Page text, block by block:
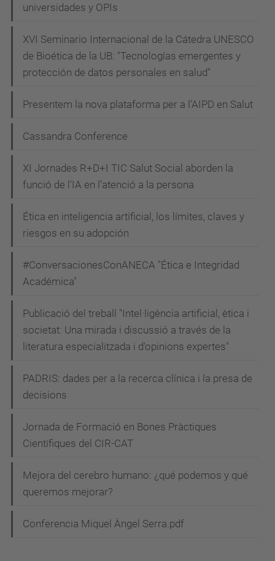
universidades y OPIs
XVI Seminario Internacional de la Cátedra UNESCO
de Bioética de la UB: "Tecnologías emergentes y
protección de datos personales en salud"
Presentem la nova plataforma per a l’AIPD en Salut
Cassandra Conference
XI Jornades R+D+I TIC Salut Social aborden la
funció de l'IA en l’atenció a la persona
Ética en inteligencia artificial, los límites, claves y
riesgos en su adopción
#ConversacionesConANECA "Ética e Integridad
Académica"
Publicació del treball "Intel·ligència artificial, ètica i
societat: Una mirada i discussió a través de la
literatura especialitzada i d'opinions expertes"
PADRIS: dades per a la recerca clínica i la presa de
decisions
Jornada de Formació en Bones Pràctiques
Científiques del CIR-CAT
Mejora del cerebro humano: ¿qué podemos y qué
queremos mejorar?
Conferencia Miquel Àngel Serra.pdf